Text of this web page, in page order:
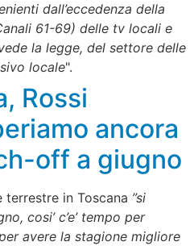
dall’eccedenza della
61-69) delle tv locali e
la legge, del settore delle
locale".
Rossi
ancora
off a giugno
in Toscana ”si
cosi’ c’e’ tempo per
avere la stagione migliore